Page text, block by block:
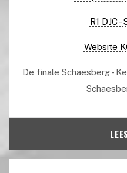
R1 DJC -
Website
De finale Schaesberg -